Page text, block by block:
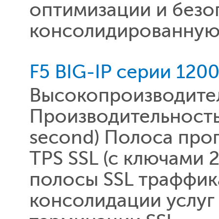
оптимизации и
F5 BIG-IP серии
second) Полоса
TPS SSL (c ключами
полосы SSL
консолидации